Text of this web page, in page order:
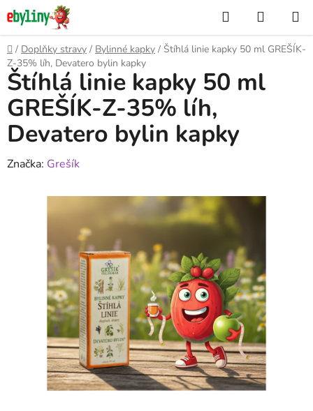
Přejít
na
obsah
Hledat
KOŠÍK
Domů
/ Doplňky stravy / Bylinné kapky / Štíhlá linie kapky 50 ml GREŠÍK-
Z-35% líh, Devatero bylin kapky
Štíhlá linie kapky 50 ml
GREŠÍK-Z-35% líh,
Devatero bylin kapky
Značka: Grešík